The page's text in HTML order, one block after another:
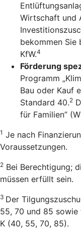
Wirtschaft und
bekommen Sie
KfW.4
Förderung
Programm
Bau oder Kauf
Standard 40.2
für Familien”
1 Je nach
Voraussetzungen.
2 Bei Berechtigung;
müssen erfüllt sein.
3 Der
55, 70 und 85 sowie
K (40, 55, 70, 85).